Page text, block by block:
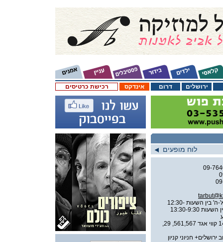
רכישת כרטיסים אינדקס דרום ירושלים
לוח מופעים
09-
ימים א'-ה' בין השעות 12:30-
10:00, 20:00-16:00 יום ו' בין השעות 13:30-9:30
ציבורית, קווי דן 149 קווי אגד 561,567, 29,
חניוני קניון